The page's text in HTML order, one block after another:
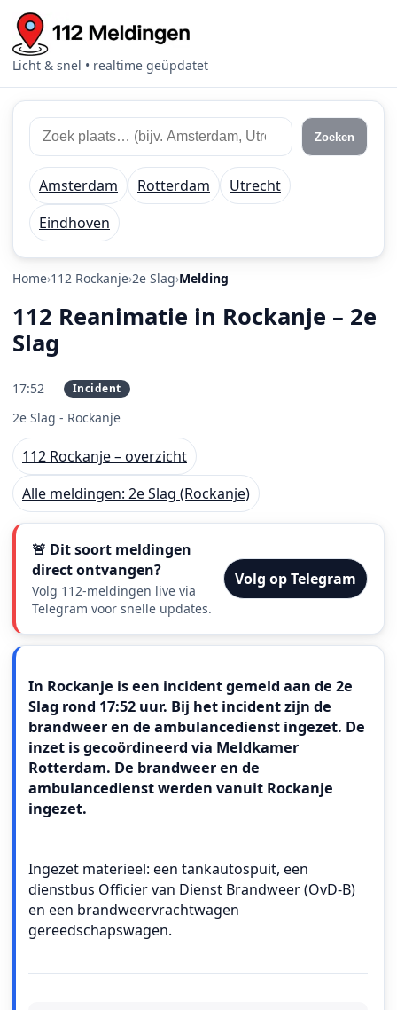
Licht & snel • realtime geüpdatet
Zoek 112 meldingen
Zoek plaats of regio Zoeken
Amsterdam Rotterdam
Utrecht
Eindhoven
Home 112 Rockanje 2e Slag Melding
112 Reanimatie in Rockanje – 2e
Slag
17:52 Incident
2e Slag - Rockanje
112 Rockanje – overzicht
Alle meldingen: 2e Slag (Rockanje)
🚨 Dit soort meldingen
direct ontvangen?
Volg 112-meldingen live via
Telegram voor snelle updates.
Volg op Telegram
In Rockanje is een incident gemeld aan de 2e
Slag rond 17:52 uur. Bij het incident zijn de
brandweer en de ambulancedienst ingezet. De
inzet is gecoördineerd via Meldkamer
Rotterdam. De brandweer en de
ambulancedienst werden vanuit Rockanje
ingezet.
Ingezet materieel: een tankautospuit, een
dienstbus Officier van Dienst Brandweer (OvD-B)
en een brandweervrachtwagen
gereedschapswagen.